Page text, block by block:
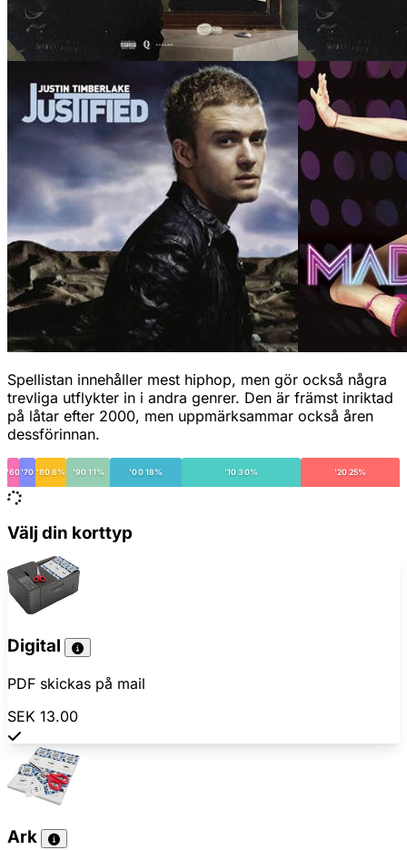
Spellistan innehåller mest hiphop, men gör också några
trevliga utflykter in i andra genrer. Den är främst inriktad
på låtar efter 2000, men uppmärksammar också åren
dessförinnan.
'60 '70 '80 8% '90 11% '00 18% '10 30% '20 25%
Välj din korttyp
Digital
PDF skickas på mail
SEK 13.00
Ark